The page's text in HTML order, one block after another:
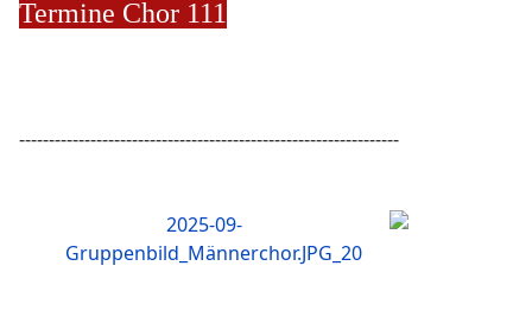
Termine Chor 111
----------------------------------------------------------------